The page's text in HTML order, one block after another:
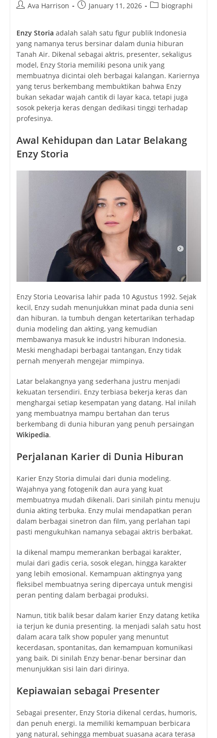
PostAva Harrison
PostJanuary 11, 2026
Postbiographi
Enzy Storia adalah salah satu figur publik Indonesia
yang namanya terus bersinar dalam dunia hiburan
Tanah Air. Dikenal sebagai aktris, presenter, sekaligus
model, Enzy Storia memiliki pesona unik yang
membuatnya dicintai oleh berbagai kalangan. Kariernya
yang terus berkembang membuktikan bahwa Enzy
bukan sekadar wajah cantik di layar kaca, tetapi juga
sosok pekerja keras dengan dedikasi tinggi terhadap
profesinya.
Awal Kehidupan dan Latar Belakang
Enzy Storia
Enzy Storia Leovarisa lahir pada 10 Agustus 1992. Sejak
kecil, Enzy sudah menunjukkan minat pada dunia seni
dan hiburan. Ia tumbuh dengan ketertarikan terhadap
dunia modeling dan akting, yang kemudian
membawanya masuk ke industri hiburan Indonesia.
Meski menghadapi berbagai tantangan, Enzy tidak
pernah menyerah mengejar mimpinya.
Latar belakangnya yang sederhana justru menjadi
kekuatan tersendiri. Enzy terbiasa bekerja keras dan
menghargai setiap kesempatan yang datang. Hal inilah
yang membuatnya mampu bertahan dan terus
berkembang di dunia hiburan yang penuh persaingan
Wikipedia.
Perjalanan Karier di Dunia Hiburan
Karier Enzy Storia dimulai dari dunia modeling.
Wajahnya yang fotogenik dan aura yang kuat
membuatnya mudah dikenali. Dari sinilah pintu menuju
dunia akting terbuka. Enzy mulai mendapatkan peran
dalam berbagai sinetron dan film, yang perlahan tapi
pasti mengukuhkan namanya sebagai aktris berbakat.
Ia dikenal mampu memerankan berbagai karakter,
mulai dari gadis ceria, sosok elegan, hingga karakter
yang lebih emosional. Kemampuan aktingnya yang
fleksibel membuatnya sering dipercaya untuk mengisi
peran penting dalam berbagai produksi.
Namun, titik balik besar dalam karier Enzy datang ketika
ia terjun ke dunia presenting. Ia menjadi salah satu host
dalam acara talk show populer yang menuntut
kecerdasan, spontanitas, dan kemampuan komunikasi
yang baik. Di sinilah Enzy benar-benar bersinar dan
menunjukkan sisi lain dari dirinya.
Kepiawaian sebagai Presenter
Sebagai presenter, Enzy Storia dikenal cerdas, humoris,
dan penuh energi. Ia memiliki kemampuan berbicara
yang natural, sehingga membuat suasana acara terasa